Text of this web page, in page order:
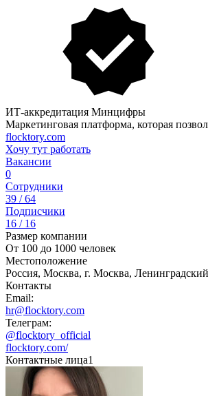
ИТ-аккредитация Минцифры
Маркетинговая платформа, которая
flocktory.com
Хочу тут работать
Вакансии
0
Сотрудники
39 / 64
Подписчики
16 / 16
Размер компании
От 100 до 1000 человек
Местоположение
Россия, Москва, г. Москва, Ленинградский
Контакты
Email:
hr@flocktory.com
Телеграм:
@flocktory_official
flocktory.com/
Контактные лица1